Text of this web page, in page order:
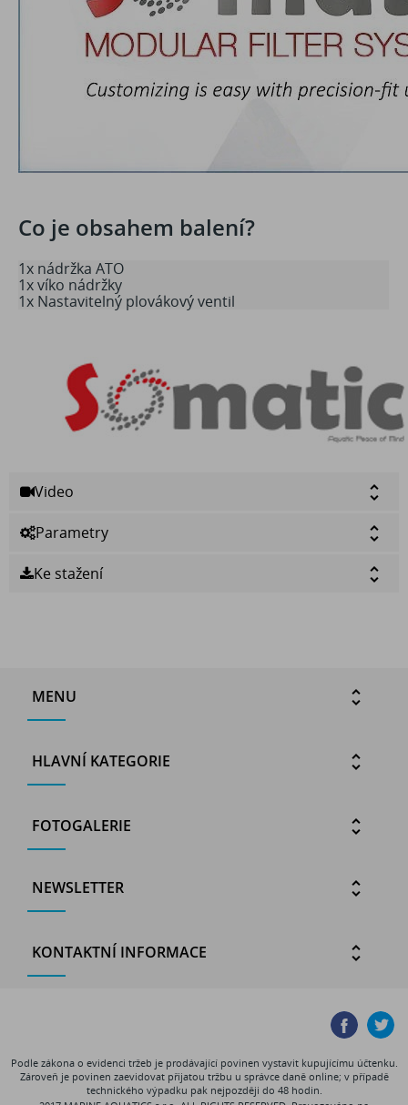
Co je obsahem balení?
1x nádržka ATO
1x víko nádržky
1x Nastavitelný plovákový ventil
Video
Parametry
Ke stažení
MENU
HLAVNÍ KATEGORIE
FOTOGALERIE
NEWSLETTER
KONTAKTNÍ INFORMACE
Podle zákona o evidenci tržeb je prodávající povinen vystavit kupujícímu účtenku.
Zároveň je povinen zaevidovat přijatou tržbu u správce daně online; v případě
technického výpadku pak nejpozději do 48 hodin.